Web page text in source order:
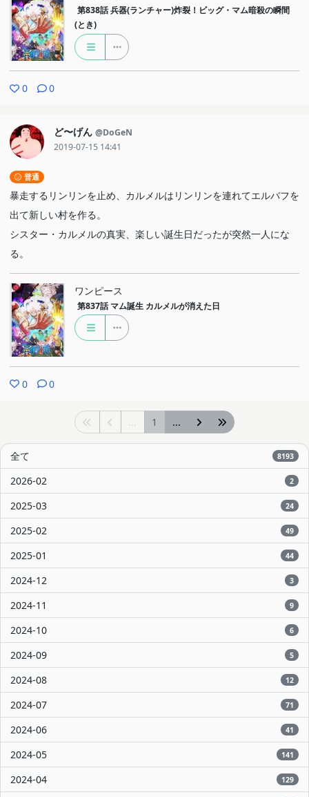
第838話 兵器(ランチャー)炸裂！ビッグ・マム暗殺の瞬間
(とき)
0 0
ど〜げん @DoGeN
2019-07-15 14:41
普通
暴走するリンリンを止め、カルメルはリンリンを連れてエルバフを
出て新しい村を作る。
シスター・カルメルの真実、楽しい誕生日だったが突然一人にな
る。
ワンピース
第837話 マム誕生 カルメルが消えた日
0 0
... 1 ...
全て 8193
2026-02 2
2025-03 24
2025-02 49
2025-01 44
2024-12 3
2024-11 9
2024-10 6
2024-09 5
2024-08 12
2024-07 71
2024-06 41
2024-05 141
2024-04 129